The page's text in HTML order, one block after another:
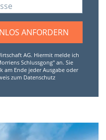
ANFORDERN
AG. Hiermit melde ich
Schlussgong" an. Sie
am Ende jeder Ausgabe oder
zum Datenschutz